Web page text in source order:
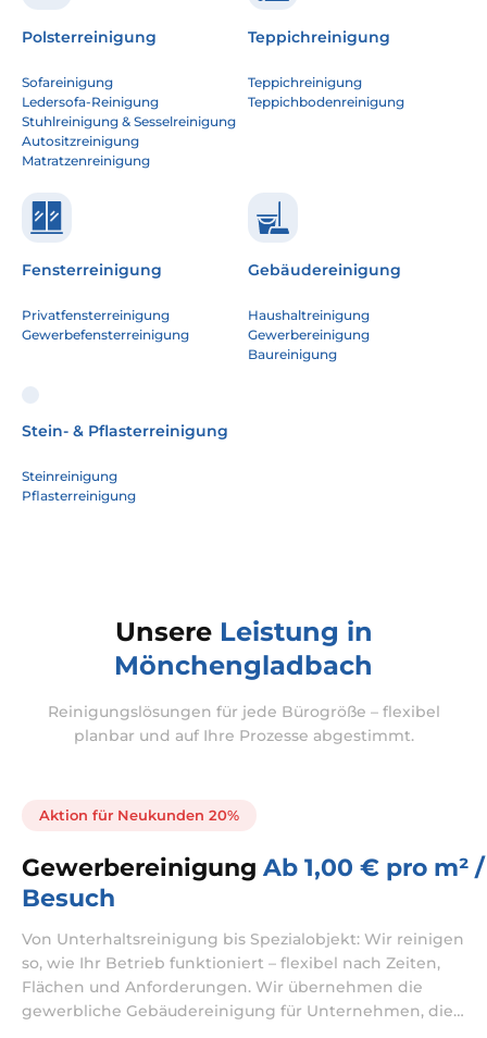
Polsterreinigung
Sofareinigung
Ledersofa-Reinigung
Stuhlreinigung & Sesselreinigung
Autositzreinigung
Matratzenreinigung
Teppichreinigung
Teppichreinigung
Teppichbodenreinigung
Fensterreinigung
Privatfensterreinigung
Gewerbefensterreinigung
Gebäudereinigung
Haushaltreinigung
Gewerbereinigung
Baureinigung
Stein- & Pflasterreinigung
Steinreinigung
Pflasterreinigung
Unsere Leistung in
Mönchengladbach
Reinigungslösungen für jede Bürogröße – flexibel
planbar und auf Ihre Prozesse abgestimmt.
Aktion für Neukunden 20%
Gewerbereinigung Ab 1,00 € pro m² /
Besuch
Von Unterhaltsreinigung bis Spezialobjekt: Wir reinigen
so, wie Ihr Betrieb funktioniert – flexibel nach Zeiten,
Flächen und Anforderungen. Wir übernehmen die
gewerbliche Gebäudereinigung für Unternehmen, die